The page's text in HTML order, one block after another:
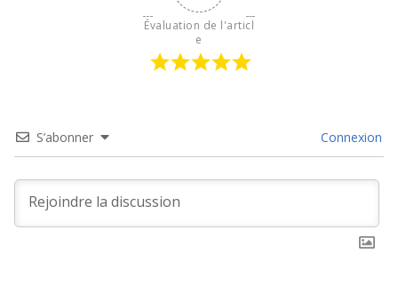
Évaluation de l'articl
e
S’abonner Connexion